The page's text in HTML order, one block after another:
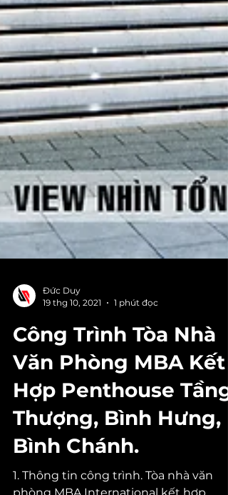
Đức Duy
19 thg 10, 2021
1 phút đọc
Công Trình Tòa Nhà
Văn Phòng MBA Kết
Hợp Penthouse Tầng
Thượng, Bình Hưng,